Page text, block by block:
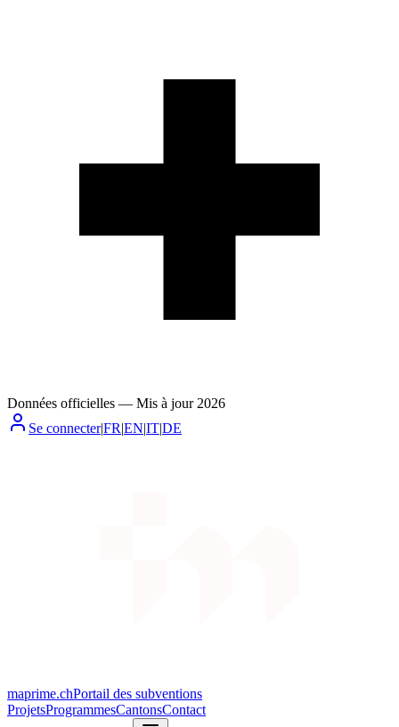
Données officielles — Mis à jour 2026
Se connecter|FR|EN|IT|DE
maprime.chPortail des subventions
ProjetsProgrammesCantonsContact